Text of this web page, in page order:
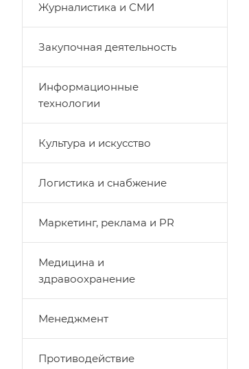
Материалы
программы
доступны
бессрочно
Подробнее
Журналистика и СМИ
Закупочная деятельность
Информационные
технологии
Культура и искусство
Логистика и снабжение
Маркетинг, реклама и PR
Медицина и
здравоохранение
Менеджмент
Противодействие